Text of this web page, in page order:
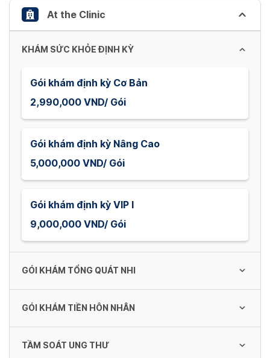
for
changing
dates.
At the Clinic
KHÁM SỨC KHỎE ĐỊNH KỲ
Gói khám định kỳ Cơ Bản
2,990,000 VND/ Gói
Gói khám định kỳ Nâng Cao
5,000,000 VND/ Gói
Gói khám định kỳ VIP I
9,000,000 VND/ Gói
GÓI KHÁM TỔNG QUÁT NHI
GÓI KHÁM TIỀN HÔN NHÂN
TẦM SOÁT UNG THƯ